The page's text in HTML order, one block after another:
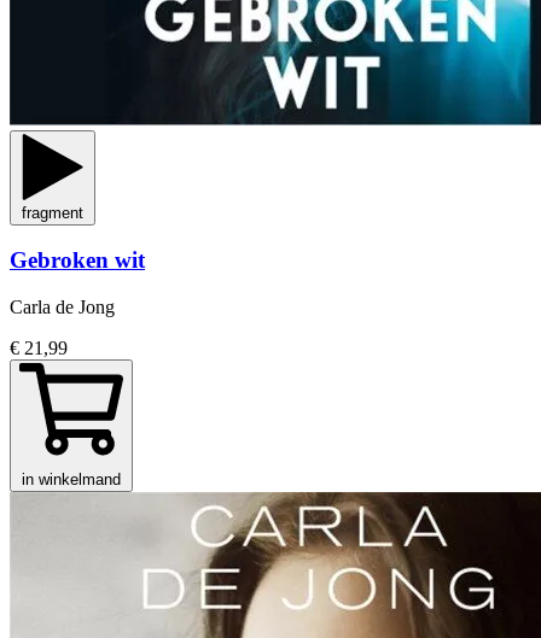
fragment
Gebroken wit
Carla de Jong
€ 21,99
in winkelmand